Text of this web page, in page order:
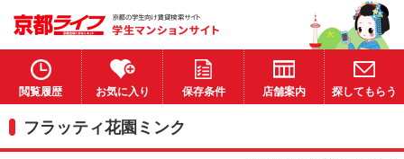
閲覧履歴 お気に入り 保存条件 店舗案内 探してもらう
フラッティ花園ミンク